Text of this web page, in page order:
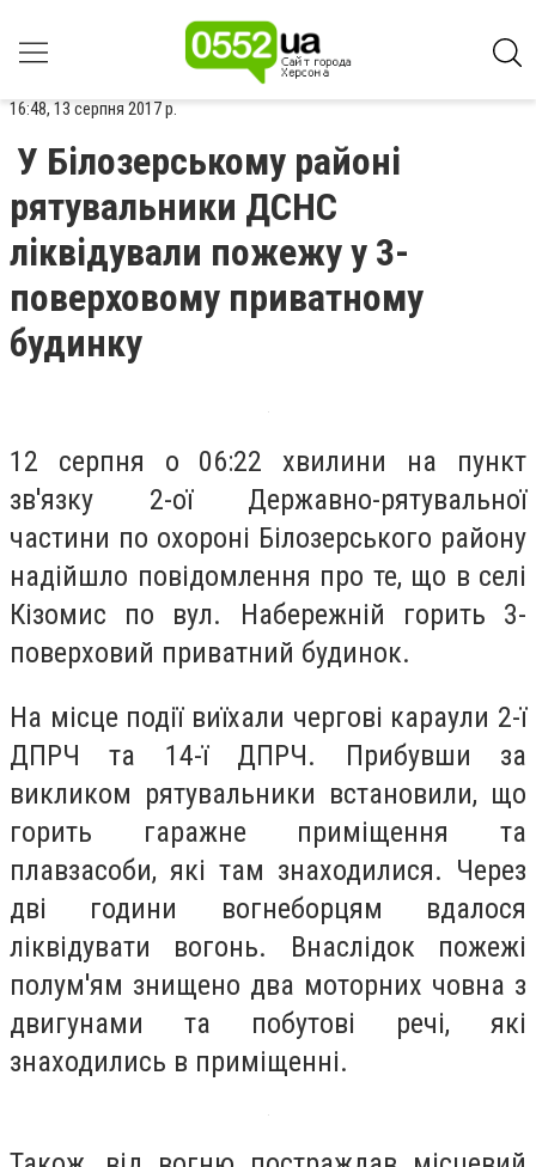
16:48, 13 серпня 2017 р.
У Білозерському районі
рятувальники ДСНС
ліквідували пожежу у 3-
поверховому приватному
будинку
12 серпня о 06:22 хвилини на пункт
зв'язку 2-ої Державно-рятувальної
частини по охороні Білозерського району
надійшло повідомлення про те, що в селі
Кізомис по вул. Набережній горить 3-
поверховий приватний будинок.
На місце події виїхали чергові караули 2-ї
ДПРЧ та 14-ї ДПРЧ. Прибувши за
викликом рятувальники встановили, що
горить гаражне приміщення та
плавзасоби, які там знаходилися. Через
дві години вогнеборцям вдалося
ліквідувати вогонь. Внаслідок пожежі
полум'ям знищено два моторних човна з
двигунами та побутові речі, які
знаходились в приміщенні.